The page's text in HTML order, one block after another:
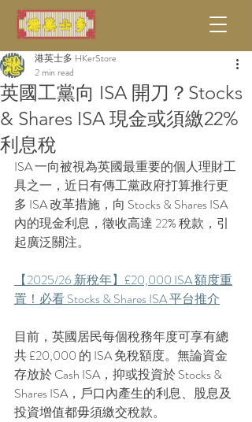
英國工黨向 ISA 開刀？Stocks
& Shares ISA 現金或須繳22%
利息稅
港英士多 HKerStore
2 min read
ISA 一向被視為英國最重要的個人理財工
具之一，近日有傳工黨政府打算推行更
多 ISA 改革措施，向 Stocks & Shares ISA
內的現金利息，徵收高達 22% 稅款，引
起廣泛關注。
【2025/26 新稅年】£20,000 ISA 額度重
置！必看 Stocks & Shares ISA 平台推介
目前，英國居民每個稅務年度可享有總
共 £20,000 的 ISA 免稅額度。無論資金
存放於 Cash ISA，抑或投資於 Stocks &
Shares ISA，戶口內產生的利息、股息及
投資增值都毋須繳交稅款。